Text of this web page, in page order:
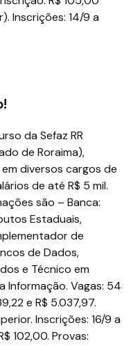
Inscrições: 14/9 a
da Sefaz RR
de Roraima),
diversos cargos de
de até R$ 5 mil.
são – Banca:
Estaduais,
de
de Dados,
e Técnico em
Informação. Vagas: 54
e R$ 5.037,97.
Inscrições: 16/9 a
102,00. Provas: